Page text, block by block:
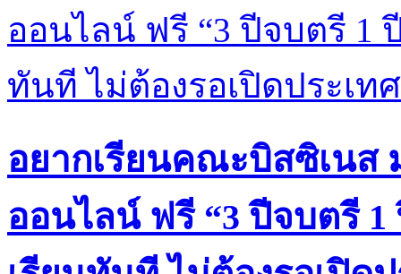
อยากเรียนคณะบิสซิเน
ออนไลน์ ฟรี “3 ปีจบตรี